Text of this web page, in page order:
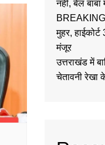
नहीं, बेल
मुहर,
मंजूर
उत्तराखंड में
चेतावनी रेखा